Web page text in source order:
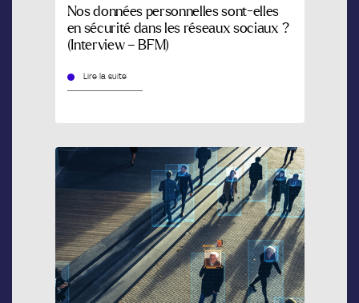
Nos données personnelles sont-elles
en sécurité dans les réseaux sociaux ?
(Interview – BFM)
Lire la suite